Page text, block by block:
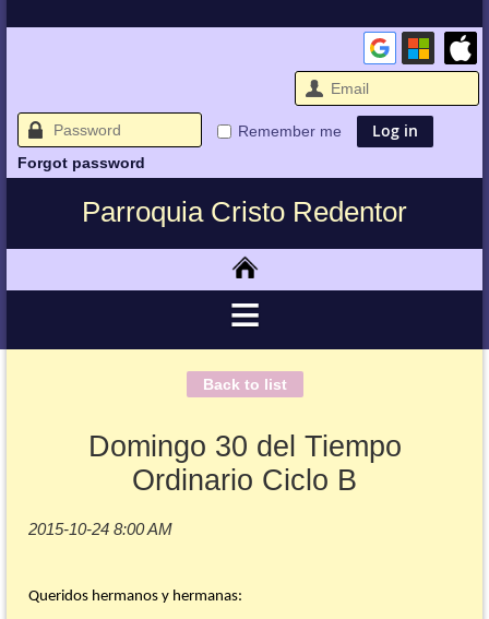
Remember me
Forgot password
Parroquia Cristo Redentor
Back to list
Domingo 30 del Tiempo
Ordinario Ciclo B
Queridos hermanos y hermanas: